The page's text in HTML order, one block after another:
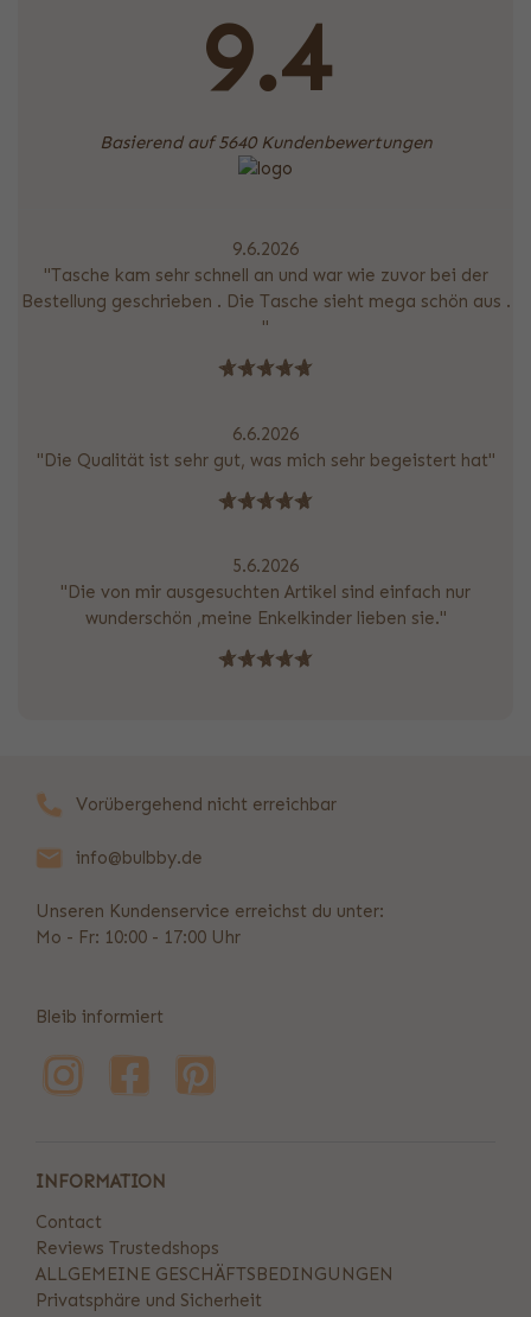
9.4
Basierend auf 5640 Kundenbewertungen
9.6.2026
"Tasche kam sehr schnell an und war wie zuvor bei der
Bestellung geschrieben . Die Tasche sieht mega schön aus .
"
6.6.2026
"Die Qualität ist sehr gut, was mich sehr begeistert hat"
5.6.2026
"Die von mir ausgesuchten Artikel sind einfach nur
wunderschön ,meine Enkelkinder lieben sie."
Vorübergehend nicht erreichbar
info@bulbby.de
Unseren Kundenservice erreichst du unter:
Mo - Fr: 10:00 - 17:00 Uhr
Bleib informiert
INFORMATION
Contact
Reviews Trustedshops
ALLGEMEINE GESCHÄFTSBEDINGUNGEN
Privatsphäre und Sicherheit